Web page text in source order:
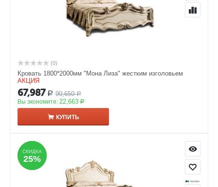
(0)
Кровать 1800*2000мм "Мона Лиза" жестким изголовьем
АКЦИЯ
67,987 Р 90,650 Р
Вы экономите: 22,663 Р
КУПИТЬ
СКИДКА
25%
СКИДКА
25%